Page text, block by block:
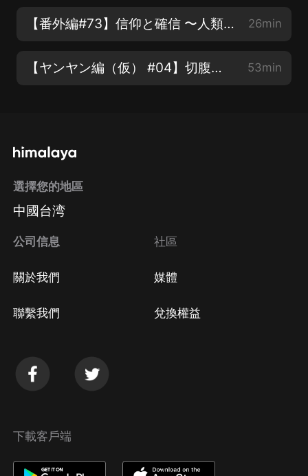
【番外編#73】信仰と確信 〜人類と世界を理解する為に必要な宗教のアレコレ〜【COTEN RADIO】 26min
【ヤンヤン編（仮） #04】切腹の美學 〜武士が武士であるために〜【COTEN RADIO】 53min
選擇您的地區
中國台湾
公司信息
關於我們
聯繫我們
社區
媒體
兌換權益
下載客戶端